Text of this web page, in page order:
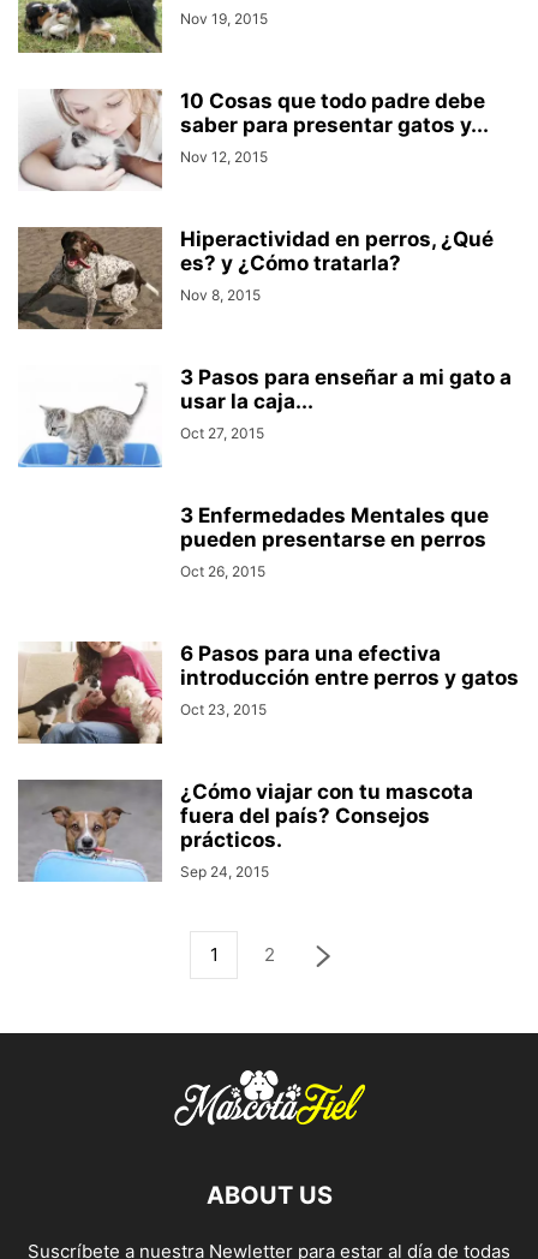
Nov 19, 2015
10 Cosas que todo padre debe
saber para presentar gatos y...
Nov 12, 2015
Hiperactividad en perros, ¿Qué
es? y ¿Cómo tratarla?
Nov 8, 2015
3 Pasos para enseñar a mi gato a
usar la caja...
Oct 27, 2015
3 Enfermedades Mentales que
pueden presentarse en perros
Oct 26, 2015
6 Pasos para una efectiva
introducción entre perros y gatos
Oct 23, 2015
¿Cómo viajar con tu mascota
fuera del país? Consejos
prácticos.
Sep 24, 2015
1 2
ABOUT US
Suscríbete a nuestra Newletter para estar al día de todas